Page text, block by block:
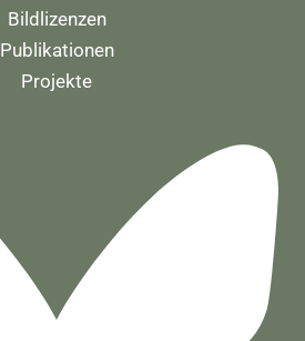
Bildlizenzen
Publikationen
Projekte